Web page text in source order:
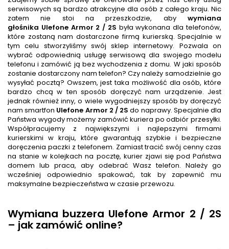
serwisowych są bardzo atrakcyjne dla osób z całego kraju. Nic
zatem nie stoi na przeszkodzie, aby wymiana
głośnika Ulefone Armor 2 / 2S była wykonana dla telefonów,
które zostaną nam dostarczone firmą kurierską. Specjalnie w
tym celu stworzyliśmy swój sklep internetowy. Pozwala on
wybrać odpowiednią usługę serwisową dla swojego modelu
telefonu i zamówić ją bez wychodzenia z domu. W jaki sposób
zostanie dostarczony nam telefon? Czy należy samodzielnie go
wysyłać pocztą? Owszem, jest taka możliwość dla osób, które
bardzo chcą w ten sposób doręczyć nam urządzenie. Jest
jednak również inny, o wiele wygodniejszy sposób by doręczyć
nam smartfon Ulefone Armor 2 / 2S do naprawy. Specjalnie dla
Państwa wygody możemy zamówić kuriera po odbiór przesyłki.
Współpracujemy z największymi i najlepszymi firmami
kurierskimi w kraju, które gwarantują szybkie i bezpieczne
doręczenia paczki z telefonem. Zamiast tracić swój cenny czas
na stanie w kolejkach na pocztę, kurier zjawi się pod Państwa
domem lub praca, aby odebrać Wasz telefon. Należy go
wcześniej odpowiednio spakować, tak by zapewnić mu
maksymalne bezpieczeństwa w czasie przewozu.
Wymiana buzzera Ulefone Armor 2 / 2S
– jak zamówić online?